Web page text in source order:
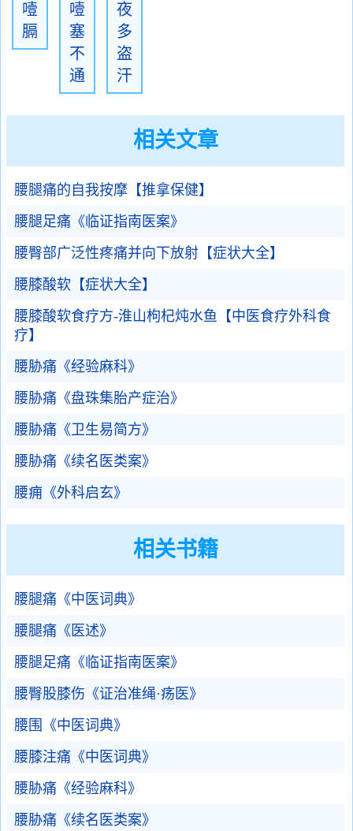
噎
膈
噎
塞
不
通
夜
多
盗
汗
相关文章
腰腿痛的自我按摩【推拿保健】
腰腿足痛《临证指南医案》
腰臀部广泛性疼痛并向下放射【症状大全】
腰膝酸软【症状大全】
腰膝酸软食疗方-淮山枸杞炖水鱼【中医食疗外科食
疗】
腰胁痛《经验麻科》
腰胁痛《盘珠集胎产症治》
腰胁痛《卫生易简方》
腰胁痛《续名医类案》
腰痈《外科启玄》
相关书籍
腰腿痛《中医词典》
腰腿痛《医述》
腰腿足痛《临证指南医案》
腰臀股膝伤《证治准绳·疡医》
腰围《中医词典》
腰膝注痛《中医词典》
腰胁痛《经验麻科》
腰胁痛《续名医类案》